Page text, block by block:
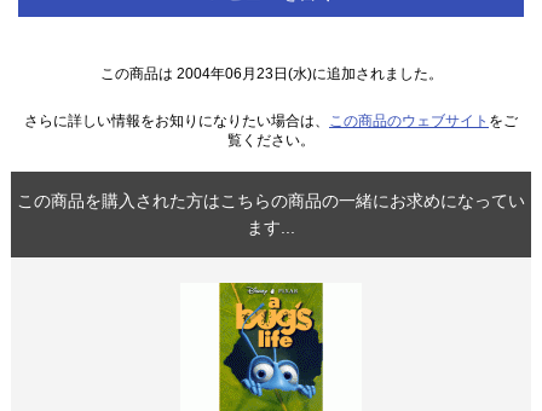
この商品は 2004年06月23日(水)に追加されました。
さらに詳しい情報をお知りになりたい場合は、 この商品のウェブサイト をご
覧ください。
この商品を購入された方はこちらの商品の一緒にお求めになってい
ます...